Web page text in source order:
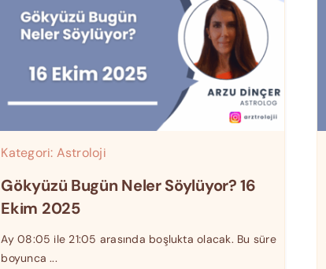
Kategori: Astroloji
Gökyüzü Bugün Neler Söylüyor? 16
Ekim 2025
Ay 08:05 ile 21:05 arasında boşlukta olacak. Bu süre
boyunca ...